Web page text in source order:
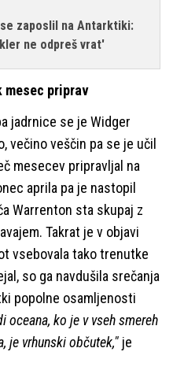
zaposlil na Antarktiki:
ne odpreš vrat'
mesec priprav
jadrnice se je Widger
večino veščin pa se je učil
mesecev pripravljal na
aprila pa je nastopil
Warrenton sta skupaj z
Takrat je v objavi
vsebovala tako trenutke
so ga navdušila srečanja
popolne osamljenosti
oceana, ko je v vseh smereh
je vrhunski občutek," je